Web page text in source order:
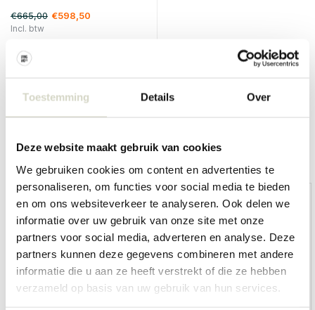
Toestemming Details Over
Deze website maakt gebruik van cookies
We gebruiken cookies om content en advertenties te
personaliseren, om functies voor social media te bieden
en om ons websiteverkeer te analyseren. Ook delen we
informatie over uw gebruik van onze site met onze
partners voor social media, adverteren en analyse. Deze
partners kunnen deze gegevens combineren met andere
informatie die u aan ze heeft verstrekt of die ze hebben
verzameld op basis van uw gebruik van hun services.
€665,00 €598,50
Incl. btw
Overige categorieën in MERKEN